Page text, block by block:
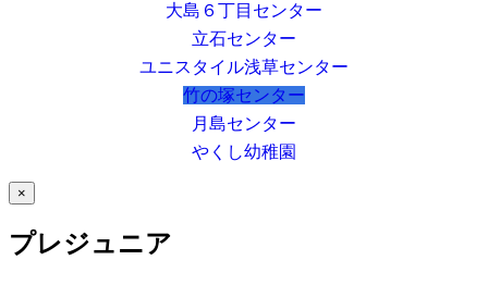
大島６丁目センター
立石センター
ユニスタイル浅草センター
竹の塚センター
月島センター
やくし幼稚園
×
プレジュニア